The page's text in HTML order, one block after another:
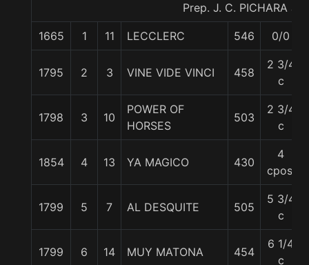
Prep. J. C. PICHARA J.
1665 1 11 LECCLERC 546 0/0
1795 2 3 VINE VIDE VINCI 458
2 3/4
c
1798 3 10
POWER OF
HORSES
503
2 3/4
c
1854 4 13 YA MAGICO 430
4
cpos.
1799 5 7 AL DESQUITE 505
5 3/4
c
1799 6 14 MUY MATONA 454
6 1/4
c